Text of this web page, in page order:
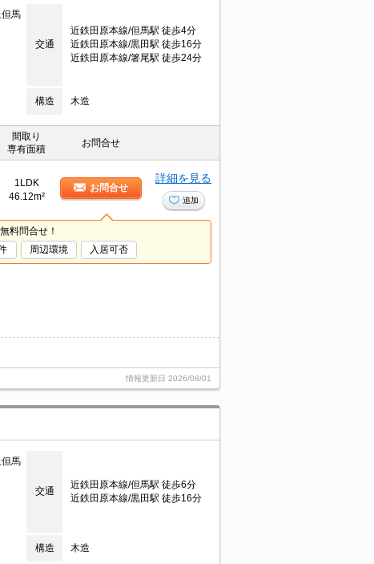
但馬
交通
近鉄田原本線/但馬駅 徒歩4分
近鉄田原本線/黒田駅 徒歩16分
近鉄田原本線/箸尾駅 徒歩24分
構造 木造
間取り
専有面積
お問合せ
1LDK
46.12m²
お問合せ
詳細を見る
追加
料問合せ！
周辺環境 入居可否
情報更新日 2026/08/01
但馬
交通
近鉄田原本線/但馬駅 徒歩6分
近鉄田原本線/黒田駅 徒歩16分
構造 木造